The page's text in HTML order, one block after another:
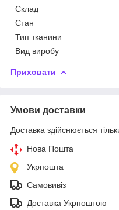
Склад
Стан
Тип тканини
Вид виробу
Приховати
Умови доставки
Доставка здійснюється
Нова Пошта
Укрпошта
Самовивіз
Доставка Укрпоштою